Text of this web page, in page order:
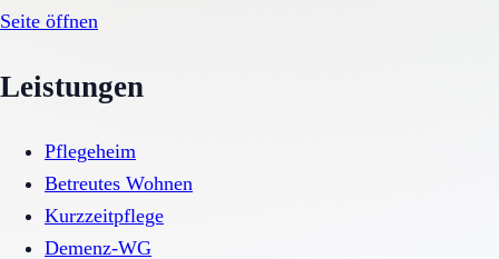
Seite öffnen
Leistungen
Pflegeheim
Betreutes Wohnen
Kurzzeitpflege
Demenz-WG